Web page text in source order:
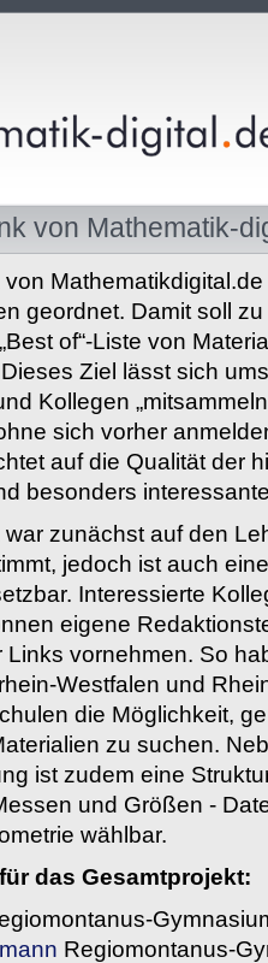
von Mathematik-
geordnet. Damit soll
of“-Liste von
Ziel lässt sich
Kollegen
sich vorher
auf die Qualität der
besonders
zunächst auf den
jedoch ist auch
Interessierte
eigene
Links vornehmen. So
Westfalen und
die Möglichkeit,
zu suchen.
ist zudem eine
und Größen -
wählbar.
das Gesamtprojekt:
Regiomontanus-